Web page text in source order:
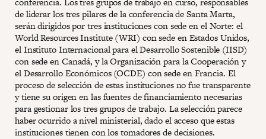
de liderar los tres pilares de la conferencia de Santa Marta,
serán dirigidos por tres instituciones con sede en el Norte: el
World Resources Institute (WRI) con sede en Estados Unidos,
el Instituto Internacional para el Desarrollo Sostenible (IISD)
con sede en Canadá, y la Organización para la Cooperación y
el Desarrollo Económicos (OCDE) con sede en Francia. El
proceso de selección de estas instituciones no fue transparente
y tiene su origen en las fuentes de financiamiento necesarias
para gestionar los tres grupos de trabajo. La selección parece
haber ocurrido a nivel ministerial, dado el acceso que estas
instituciones tienen con los tomadores de decisiones.